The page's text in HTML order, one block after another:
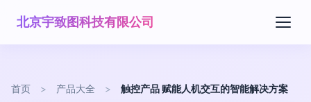
北京宇致图科技有限公司
首页 > 产品大全 > 触控产品 赋能人机交互的智能解决方案